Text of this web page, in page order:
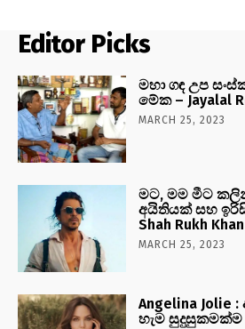
Editor Picks
මහා ගඳ උප
මේක – Jayalal
MARCH 25, 2023
මට, මම මීට
අයිතියක් සහ
Shah Rukh Khan
MARCH 25, 2023
Angelina
හැම සුදුසුකමක්ම